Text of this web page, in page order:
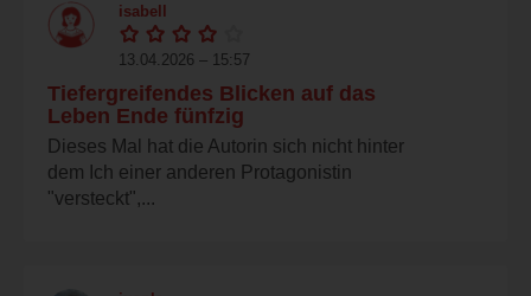
isabell
13.04.2026 – 15:57
Tiefergreifendes Blicken auf das
Leben Ende fünfzig
Dieses Mal hat die Autorin sich nicht hinter
dem Ich einer anderen Protagonistin
"versteckt",...